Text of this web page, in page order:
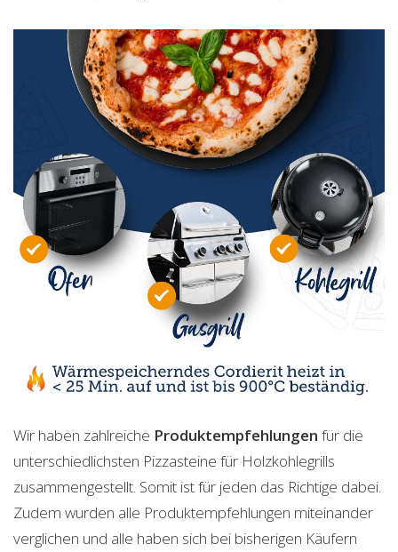
Wir haben zahlreiche Produktempfehlungen für die
unterschiedlichsten Pizzasteine für Holzkohlegrills
zusammengestellt. Somit ist für jeden das Richtige dabei.
Zudem wurden alle Produktempfehlungen miteinander
verglichen und alle haben sich bei bisherigen Käufern